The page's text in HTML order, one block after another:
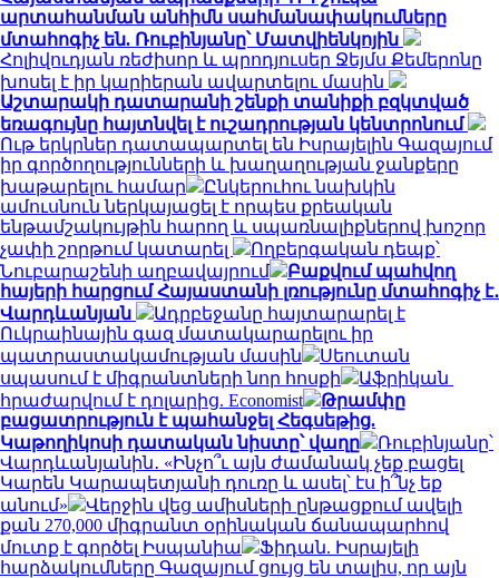
արտահանման անհիմն սահմանափակումները
մտահոգիչ են. Ռուբինյանը՝ Մատվիենկոյին
Հոլիվուդյան ռեժիսոր և պրոդյուսեր Ջեյմս Քեմերոնը
խոսել է իր կարիերան ավարտելու մասին
Աշտարակի դատարանի շենքի տանիքի բզկտված
եռագույնը հայտնվել է ուշադրության կենտրոնում
Ութ երկրներ դատապարտել են Իսրայելին Գազայում
իր գործողությունների և խաղաղության ջանքերը
խաթարելու համար
Ընկերուհու նախկին
ամուսնուն ներկայացել է որպես քրեական
ենթամշակույթին հարող և սպառնալիքներով խոշոր
չափի շորթում կատարել
Ողբերգական դեպք՝
Նուբարաշենի աղբավայրում
Բաքվում պահվող
հայերի հարցում Հայաստանի լռությունը մտահոգիչ է․
Վարդևանյան
Ադրբեջանը հայտարարել է
Ուկրաինային գազ մատակարարելու իր
պատրաստակամության մասին
Սեուտան
սպասում է միգրանտների նոր հոսքի
Աֆրիկան ​​
հրաժարվում է դոլարից. Economist
Թրամփը
բացատրություն է պահանջել Հեգսեթից.
Կաթողիկոսի դատական նիստը՝ վաղը
Ռուբինյանը՝
Վարդևանյանին․ «Ինչո՞ւ այն ժամանակ չեք բացել
Կարեն Կարապետյանի դուռը և ասել՝ էս ի՞նչ եք
անում»
Վերջին վեց ամիսների ընթացքում ավելի
քան 270,000 միգրանտ օրինական ճանապարհով
մուտք է գործել Իսպանիա
Ֆիդան. Իսրայելի
հարձակումները Գազայում ցույց են տալիս, որ այն